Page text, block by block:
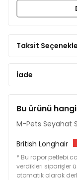
Bu sayede
kolaylığı sağlanır.
kolayca
her yolculukta
Taksit
İade
Bu ürünü
M-Pets Seyahat
British Longhair
* Bu rapor
verdikleri siparişler
otomatik olarak